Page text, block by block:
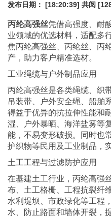
发布日期： [18:20:39] 共阅
丙纶高强丝凭借高强度、耐
业领域的优选材料，适配多
焦丙纶高强丝、丙纶丝、丙
产，助力客户精准选材。
工业绳缆与户外制品应用
丙纶高强丝是各类绳缆、织
吊装带、户外安全绳、船舶
得益于优异的抗拉伸性能和
湿、户外暴晒、海洋盐雾等
能，不易变形破损。同时也
护织物等民用及工业制品，
土工工程与过滤防护应用
在基建土工行业，丙纶高强
布、土工格栅、工程抗裂纤
水利堤坝、市政绿化等工程
水、防止路面和墙体开裂，